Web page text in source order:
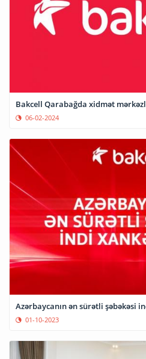
Bakcell Qarabağda xidmət
06-02-2024
Azərbaycanın ən sürətli şəbəkəsi
01-10-2023